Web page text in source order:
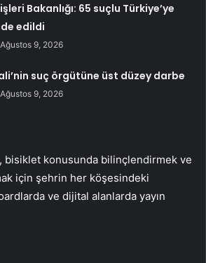
Bakanlığı: 65 suçlu Türkiye’ye
edildi
Ağustos 9, 2026
suç örgütüne üst düzey darbe
Ağustos 9, 2026
bisiklet konusunda bilinçlendirmek ve
için şehrin her köşesindeki
ve dijital alanlarda yayın